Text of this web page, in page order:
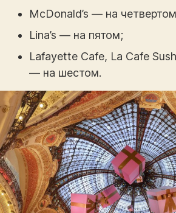
McDonald’s — на
Lina’s — на пятом;
Lafayette Cafe, La Cafe
— на шестом.